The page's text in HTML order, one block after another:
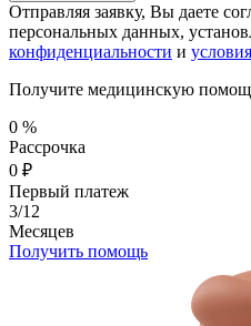
Отправляя заявку, Вы даете
персональных данных,
конфиденциальности и
Получите медицинскую
0 %
Рассрочка
0 ₽
Первый платеж
3/12
Месяцев
Получить помощь